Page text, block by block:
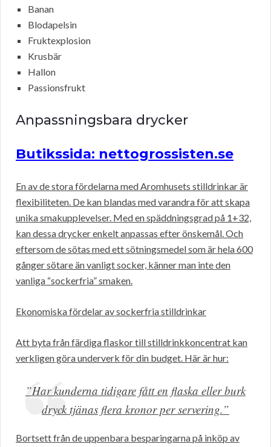
Banan
Blodapelsin
Fruktexplosion
Krusbär
Hallon
Passionsfrukt
Anpassningsbara drycker
Butikssida: nettogrossisten.se
En av de stora fördelarna med Aromhusets stilldrinkar är
flexibiliteten. De kan blandas med varandra för att skapa
unika smakupplevelser. Med en späddningsgrad på 1+32,
kan dessa drycker enkelt anpassas efter önskemål. Och
eftersom de sötas med ett sötningsmedel som är hela 600
gånger sötare än vanligt socker, känner man inte den
vanliga “sockerfria” smaken.
Ekonomiska fördelar av sockerfria stilldrinkar
Att byta från färdiga flaskor till stilldrinkkoncentrat kan
verkligen göra underverk för din budget. Här är hur:
”Har kunderna tidigare fått en flaska eller burk
dryck tjänas flera kronor per servering.”
Bortsett från de uppenbara besparingarna på inköp av